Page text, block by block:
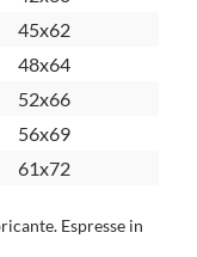
45x62
48x64
52x66
56x69
61x72
Espresse in